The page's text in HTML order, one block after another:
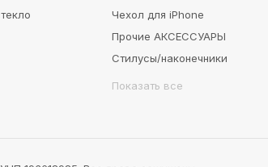
Чехол для iPhone
Прочие АКСЕССУАРЫ
Стилусы/наконечники
Показать все